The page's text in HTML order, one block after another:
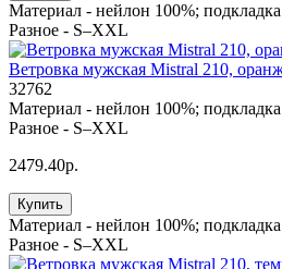
Материал - нейлон 100%;
Разное - S–XXL
Ветровка мужская Mistral 210,
32762
Материал - нейлон 100%;
Разное - S–XXL
2479.40р.
Купить
Материал - нейлон 100%;
Разное - S–XXL